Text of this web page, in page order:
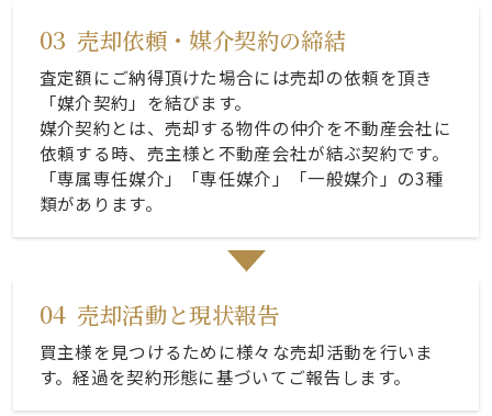
03 売却依頼・媒介契約の締結
査定額にご納得頂けた場合には売却の依頼を頂き
「媒介契約」を結びます。
媒介契約とは、売却する物件の仲介を不動産会社に
依頼する時、売主様と不動産会社が結ぶ契約です。
「専属専任媒介」「専任媒介」「一般媒介」の3種
類があります。
04 売却活動と現状報告
買主様を見つけるために様々な売却活動を行いま
す。経過を契約形態に基づいてご報告します。